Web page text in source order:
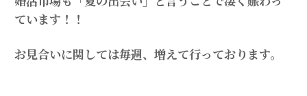
ています！！
お見合いに関しては毎週、増えて行っております。